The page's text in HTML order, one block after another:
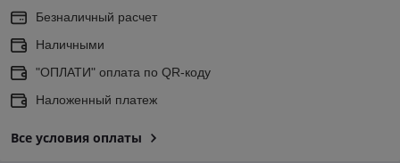
Безналичный расчет
Наличными
"ОПЛАТИ" оплата по QR-коду
Наложенный платеж
Все условия оплаты